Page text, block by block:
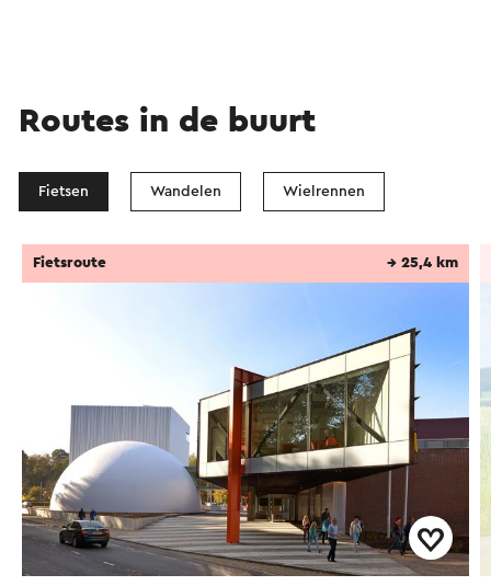
Routes in de buurt
Fietsen Wandelen Wielrennen
Fietsroute → 25,4 km